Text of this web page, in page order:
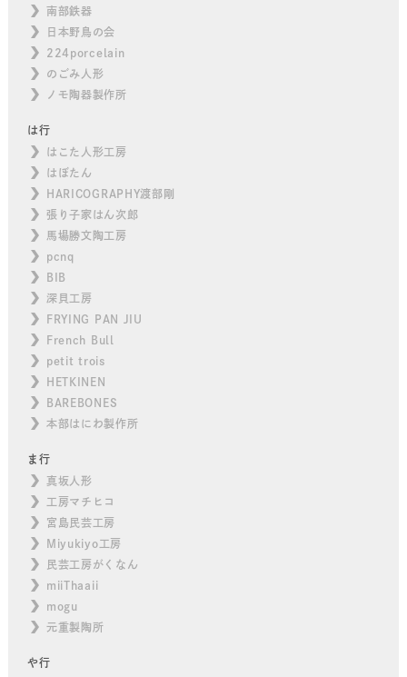
南部鉄器
日本野鳥の会
224porcelain
のごみ人形
ノモ陶器製作所
は行
はこた人形工房
はぼたん
HARICOGRAPHY渡部剛
張り子家はん次郎
馬場勝文陶工房
pcnq
BIB
深貝工房
FRYING PAN JIU
French Bull
petit trois
HETKINEN
BAREBONES
本部はにわ製作所
ま行
真坂人形
工房マチヒコ
宮島民芸工房
Miyukiyo工房
民芸工房がくなん
miiThaaii
mogu
元重製陶所
や行